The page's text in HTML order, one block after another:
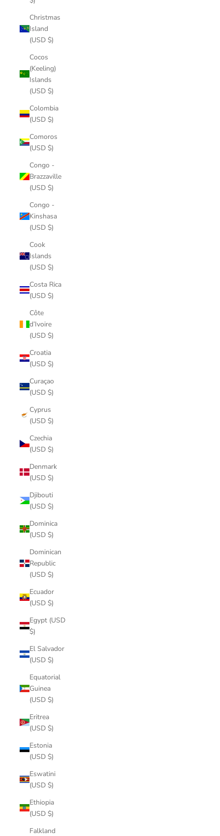
Christmas
Island
(USD $)
Cocos
(Keeling)
Islands
(USD $)
Colombia
(USD $)
Comoros
(USD $)
Congo -
Brazzaville
(USD $)
Congo -
Kinshasa
(USD $)
Cook
Islands
(USD $)
Costa Rica
(USD $)
Côte
d’Ivoire
(USD $)
Croatia
(USD $)
Curaçao
(USD $)
Cyprus
(USD $)
Czechia
(USD $)
Denmark
(USD $)
Djibouti
(USD $)
Dominica
(USD $)
Dominican
Republic
(USD $)
Ecuador
(USD $)
Egypt (USD
$)
El Salvador
(USD $)
Equatorial
Guinea
(USD $)
Eritrea
(USD $)
Estonia
(USD $)
Eswatini
(USD $)
Ethiopia
(USD $)
Falkland